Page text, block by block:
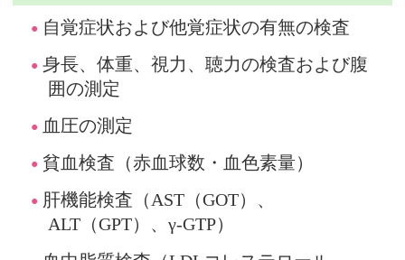
自覚症状および他覚症状の有無の検査
身長、体重、視力、聴力の検査および腹
囲の測定
血圧の測定
貧血検査（赤血球数・血色素量）
肝機能検査（AST（GOT）、
ALT（GPT）、γ‐GTP）